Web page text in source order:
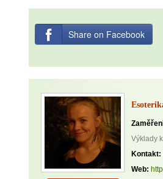
Share on Facebook
Výklady
Kontakt:
Web: